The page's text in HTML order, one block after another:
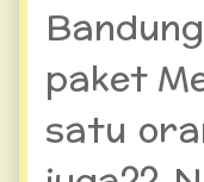
paket
satu